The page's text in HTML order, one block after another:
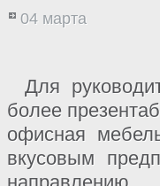
04 марта
Для
более
офисная
вкусовым